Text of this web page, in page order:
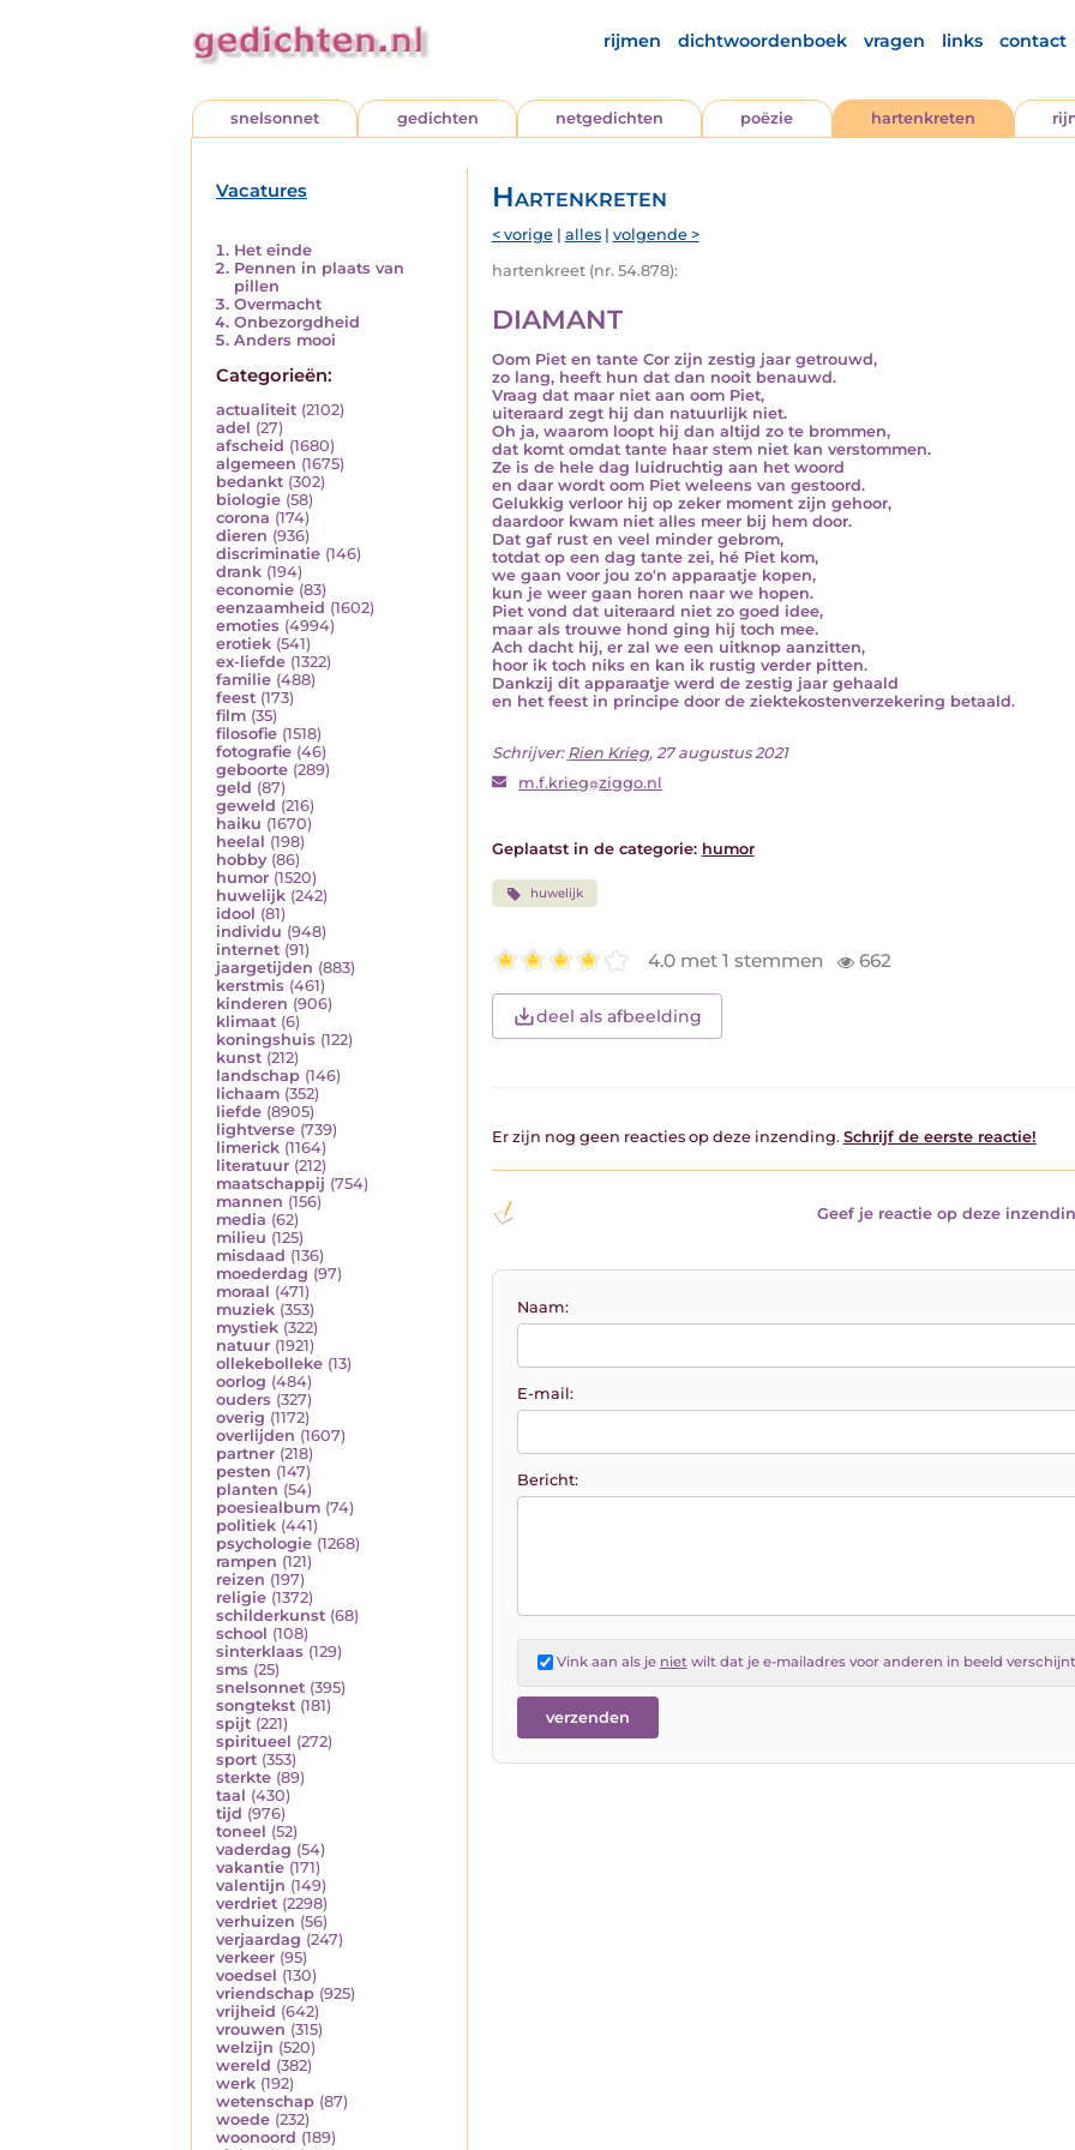
rijmen dichtwoordenboek vragen links contact
snelsonnet gedichten netgedichten poëzie hartenkreten
Vacatures
Het einde
Pennen in plaats van
pillen
Overmacht
Onbezorgdheid
Anders mooi
Categorieën:
actualiteit (2102)
adel (27)
afscheid (1680)
algemeen (1675)
bedankt (302)
biologie (58)
corona (174)
dieren (936)
discriminatie (146)
drank (194)
economie (83)
eenzaamheid (1602)
emoties (4994)
erotiek (541)
ex-liefde (1322)
familie (488)
feest (173)
film (35)
filosofie (1518)
fotografie (46)
geboorte (289)
geld (87)
geweld (216)
haiku (1670)
heelal (198)
hobby (86)
humor (1520)
huwelijk (242)
idool (81)
individu (948)
internet (91)
jaargetijden (883)
kerstmis (461)
kinderen (906)
klimaat (6)
koningshuis (122)
kunst (212)
landschap (146)
lichaam (352)
liefde (8905)
lightverse (739)
limerick (1164)
literatuur (212)
maatschappij (754)
mannen (156)
media (62)
milieu (125)
misdaad (136)
moederdag (97)
moraal (471)
muziek (353)
mystiek (322)
natuur (1921)
ollekebolleke (13)
oorlog (484)
ouders (327)
overig (1172)
overlijden (1607)
partner (218)
pesten (147)
planten (54)
poesiealbum (74)
politiek (441)
psychologie (1268)
rampen (121)
reizen (197)
religie (1372)
schilderkunst (68)
school (108)
sinterklaas (129)
sms (25)
snelsonnet (395)
songtekst (181)
spijt (221)
spiritueel (272)
sport (353)
sterkte (89)
taal (430)
tijd (976)
toneel (52)
vaderdag (54)
vakantie (171)
valentijn (149)
verdriet (2298)
verhuizen (56)
verjaardag (247)
verkeer (95)
voedsel (130)
vriendschap (925)
vrijheid (642)
vrouwen (315)
welzijn (520)
wereld (382)
werk (192)
wetenschap (87)
woede (232)
woonoord (189)
Hartenkreten
< vorige| alles| volgende >
hartenkreet (nr. 54.878):
DIAMANT
Oom Piet en tante Cor zijn zestig jaar getrouwd,
zo lang, heeft hun dat dan nooit benauwd.
Vraag dat maar niet aan oom Piet,
uiteraard zegt hij dan natuurlijk niet.
Oh ja, waarom loopt hij dan altijd zo te brommen,
dat komt omdat tante haar stem niet kan verstommen.
Ze is de hele dag luidruchtig aan het woord
en daar wordt oom Piet weleens van gestoord.
Gelukkig verloor hij op zeker moment zijn gehoor,
daardoor kwam niet alles meer bij hem door.
Dat gaf rust en veel minder gebrom,
totdat op een dag tante zei, hé Piet kom,
we gaan voor jou zo'n apparaatje kopen,
kun je weer gaan horen naar we hopen.
Piet vond dat uiteraard niet zo goed idee,
maar als trouwe hond ging hij toch mee.
Ach dacht hij, er zal we een uitknop aanzitten,
hoor ik toch niks en kan ik rustig verder pitten.
Dankzij dit apparaatje werd de zestig jaar gehaald
en het feest in principe door de ziektekostenverzekering betaald.
Schrijver: Rien Krieg, 27 augustus 2021
m.f.krieg ziggo.nl
Geplaatst in de categorie: humor
huwelijk
4.0 met 1 stemmen 662
deel als afbeelding
Er zijn nog geen reacties op deze inzending. Schrijf de eerste reactie!
Geef je reactie op deze
Naam:
E-mail:
Bericht:
Vink aan als je nietwilt dat je e-mailadres voor anderen in beeld verschijnt